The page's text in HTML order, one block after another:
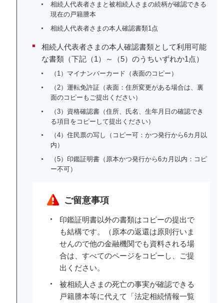
相続人代表者さまと被相続人さまの続柄が確認できる
現在の戸籍謄本
相続人代表者さまの本人確認書類1点
相続人代表者さまの本人確認書類として利用可能
な書類（下記（1）～（5）のうちいずれか1点）
（1）マイナンバーカード（表面のコピー）
（2）運転免許証（表面：住所変更がある場合は、裏
面のコピーもご提出ください）
（3）資格確認書（住所、氏名、生年月日の確認でき
る項目をコピーして提出ください）
（4）住民票の写し（コピー可：かつ発行から6カ月以
内）
（5）印鑑証明書（原本かつ発行から6カ月以内：コピ
ー不可）
ご留意事項
印鑑証明書以外の書類はコピーの提出で
も結構です。（原本の返還は原則行いま
せんので他の金融機関でも資料される場
合は、すべてのページをコピーし、ご提
出ください。
被相続人さまの死亡の事実が確認できる
戸籍謄本等に代えて「法定相続情報一覧